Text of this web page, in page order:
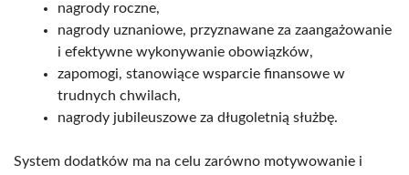
nagrody roczne,
nagrody uznaniowe, przyznawane za zaangażowanie
i efektywne wykonywanie obowiązków,
zapomogi, stanowiące wsparcie finansowe w
trudnych chwilach,
nagrody jubileuszowe za długoletnią służbę.
System dodatków ma na celu zarówno motywowanie i